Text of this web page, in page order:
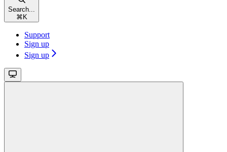
Search...
⌘ K
Support
Sign up
Sign up